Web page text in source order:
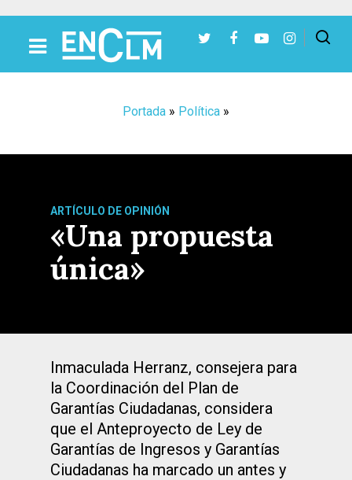
Portada » Política »
ARTÍCULO DE OPINIÓN
«Una propuesta
única»
Inmaculada Herranz, consejera para
la Coordinación del Plan de
Garantías Ciudadanas, considera
que el Anteproyecto de Ley de
Garantías de Ingresos y Garantías
Ciudadanas ha marcado un antes y